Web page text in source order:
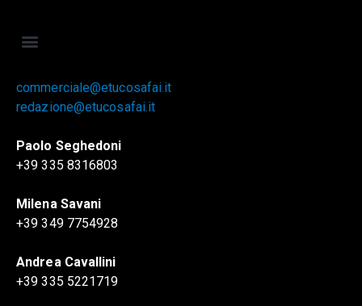
commerciale@etucosafai.it
redazione@etucosafai.it
Paolo Seghedoni
+39 335 8316803
Milena Savani
+39 349 7754928
Andrea Cavallini
+39 335 5221719